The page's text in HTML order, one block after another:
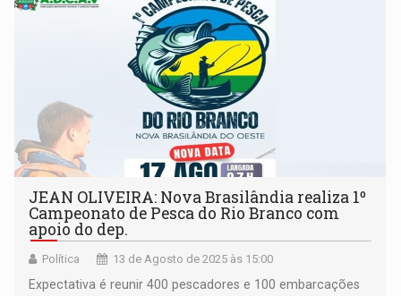
JEAN OLIVEIRA: Nova Brasilândia realiza 1º
Campeonato de Pesca do Rio Branco com
apoio do dep.
Política 13 de Agosto de 2025 às 15:00
Expectativa é reunir 400 pescadores e 100 embarcações